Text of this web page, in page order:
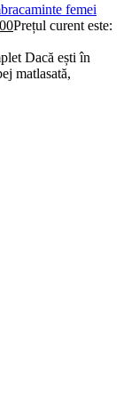
femei
Prețul curent este:
Dacă ești în
matlasată,